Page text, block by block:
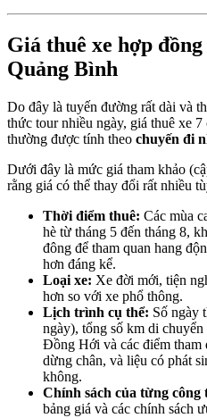
Giá thuê xe hợp
Quảng Bình
Do đây là tuyến đường rất dài và
thức tour nhiều ngày, giá thuê xe
thường được tính theo chuyến đi
Dưới đây là mức giá tham khảo
rằng giá có thể thay đổi rất nhiều
Thời điểm thuê: Các mùa
hè từ tháng 5 đến tháng 8,
đông để tham quan hang
hơn đáng kể.
Loại xe: Xe đời mới, tiện
hơn so với xe phổ thông.
Lịch trình cụ thể: Số ngày
ngày), tổng số km di
Đồng Hới và các điểm tham
dừng chân, và liệu có phát
không.
Chính sách của từng công
bảng giá và các chính sách